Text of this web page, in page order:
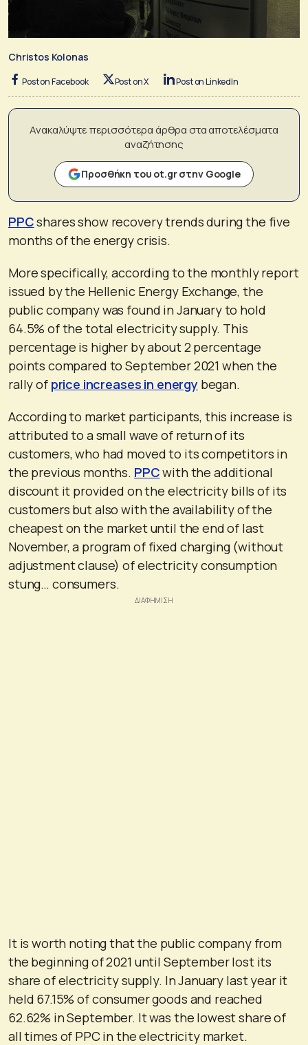
Christos Kolonas
Post on Facebook Post on X Post on LinkedIn
Ανακαλύψτε περισσότερα άρθρα στα αποτελέσματα
αναζήτησης
Προσθήκη του ot.gr στην Google
PPCshares show recovery trends during the five
months of the energy crisis.
More specifically, according to the monthly report
issued by the Hellenic Energy Exchange, the
public company was found in January to hold
64.5% of the total electricity supply. This
percentage is higher by about 2 percentage
points compared to September 2021 when the
rally of price increases in energy began.
According to market participants, this increase is
attributed to a small wave of return of its
customers, who had moved to its competitors in
the previous months. PPCwith the additional
discount it provided on the electricity bills of its
customers but also with the availability of the
cheapest on the market until the end of last
November, a program of fixed charging (without
adjustment clause) of electricity consumption
stung… consumers.
It is worth noting that the public company from
the beginning of 2021 until September lost its
share of electricity supply. In January last year it
held 67.15% of consumer goods and reached
62.62% in September. It was the lowest share of
all times of PPC in the electricity market.